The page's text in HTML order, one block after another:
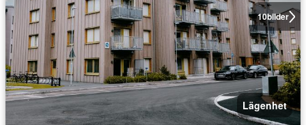
10bilder
Lägenhet